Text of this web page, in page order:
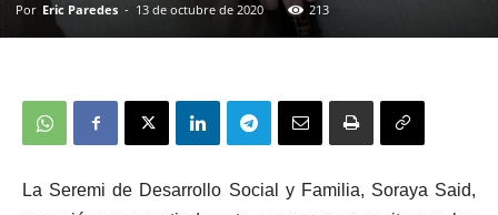
Por Eric Paredes - 13 de octubre de 2020 213
La Seremi de Desarrollo Social y Familia, Soraya Said,